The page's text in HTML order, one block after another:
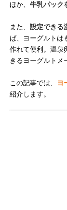
ほか、 牛乳パック
また、 設定できる
ば、ヨーグルトは
作れて便利。温泉
きるヨーグルトメ
この記事では、 ヨ
紹介します。